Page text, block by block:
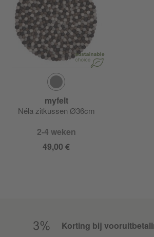
myfelt
Néla zitkussen Ø36cm
2-4 weken
49,00 €
Korting bij